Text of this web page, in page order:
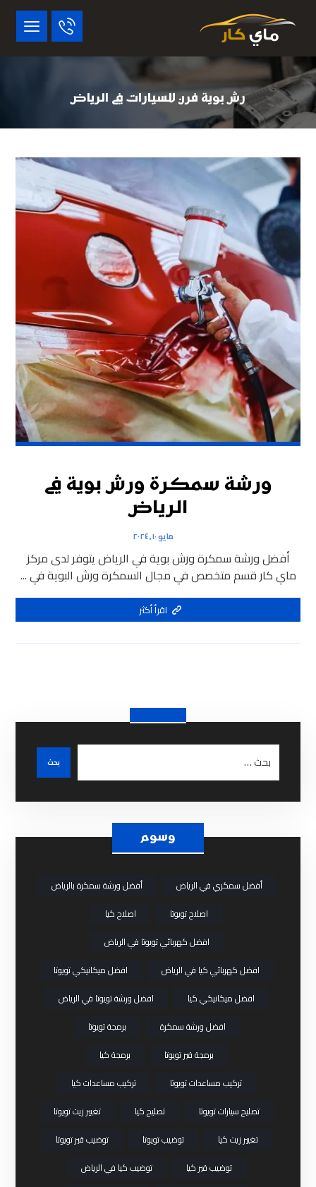
رش بوية فرن للسيارات في الرياض
ورشة سمكرة ورش بوية في
الرياض
مايو ١٠, ٢٠٢٤
أفضل ورشة سمكرة ورش بوية في الرياض يتوفر لدى مركز
ماي كار قسم متخصص في مجال السمكرة ورش البوية في ...
اقرأ أكثر
وسوم
أفضل سمكري في الرياض
أفضل ورشة سمكرة بالرياض
اصلاح تويوتا
اصلاح كيا
افضل كهربائي تويوتا في الرياض
افضل كهربائي كيا في الرياض
افضل ميكانيكي تويوتا
افضل ميكانيكي كيا
افضل ورشة تويوتا في الرياض
افضل ورشة سمكرة
برمجة تويوتا
برمجة قير تويوتا
برمجة كيا
تركيب مساعدات تويوتا
تركيب مساعدات كيا
تصليح سيارات تويوتا
تصليح كيا
تغيير زيت تويوتا
تغيير زيت كيا
توضيب تويوتا
توضيب قير تويوتا
توضيب قير كيا
توضيب كيا في الرياض